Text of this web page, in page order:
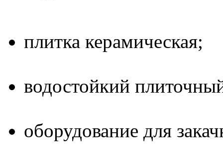
плитка керамическая;
водостойкий
оборудование для